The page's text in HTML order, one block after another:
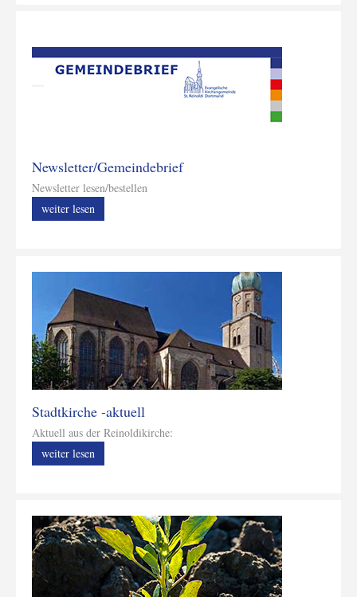
Newsletter/Gemeindebrief
Newsletter lesen/bestellen
weiter lesen
Stadtkirche -aktuell
Aktuell aus der Reinoldikirche:
weiter lesen